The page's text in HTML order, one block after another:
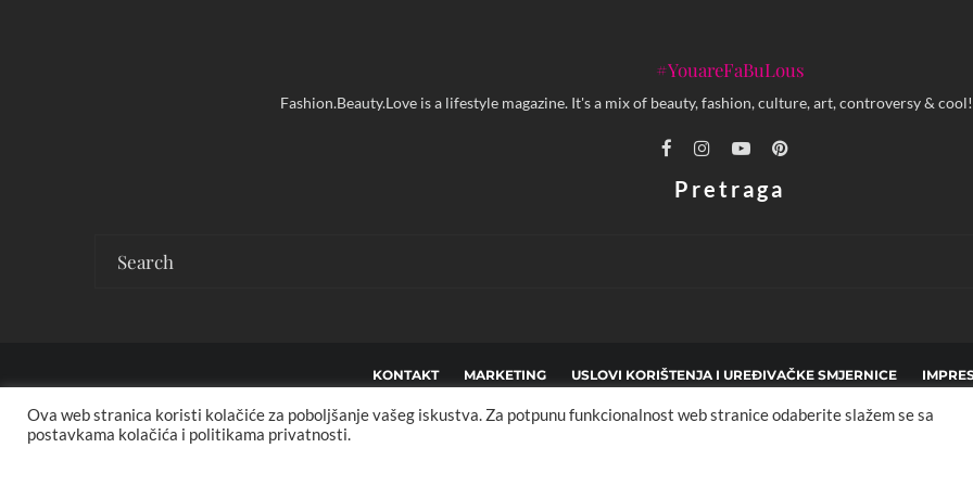
#YouareFaBuLous
Fashion.Beauty.Love is a lifestyle magazine. It's a mix of beauty, fashion, culture, art, controversy &
Pretraga
KONTAKT MARKETING USLOVI KORIŠTENJA I UREĐIVAČKE SMJERNICE
Copyright © 2013 - 2025 FBL creative. Sva prava zadržana. Developed by:
Ova web stranica koristi kolačiće za poboljšanje vašeg iskustva. Za potpunu funkcionalnost web stranice odaberite slažem se sa
postavkama kolačića i politikama privatnosti.